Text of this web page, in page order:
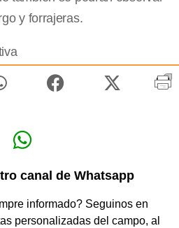
y forrajeras.
canal de Whatsapp
informado? Seguinos en
personalizadas del campo, al